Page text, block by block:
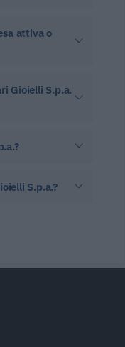
attiva o
Gioielli S.p.a.
S.p.a.?